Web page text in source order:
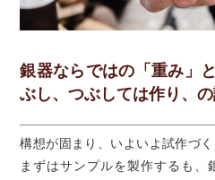
銀器ならではの「重み」
ぶし、つぶしては作り、の
構想が固まり、いよいよ試作づ
まずはサンプルを製作するも、